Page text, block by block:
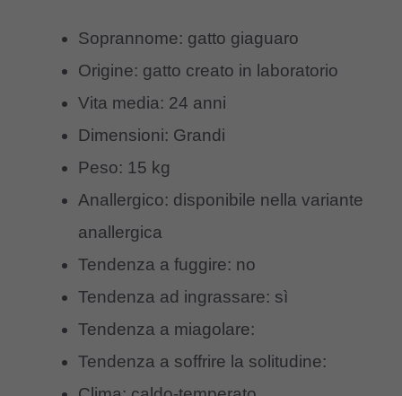
Soprannome: gatto giaguaro
Origine: gatto creato in laboratorio
Vita media: 24 anni
Dimensioni: Grandi
Peso: 15 kg
Anallergico: disponibile nella variante
anallergica
Tendenza a fuggire: no
Tendenza ad ingrassare: sì
Tendenza a miagolare:
Tendenza a soffrire la solitudine: